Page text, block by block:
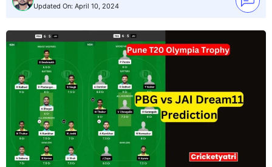
Updated On: April 10, 2024